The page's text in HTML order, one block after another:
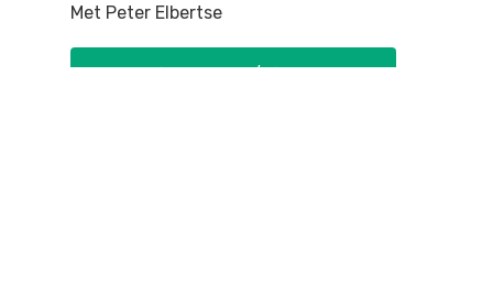
Met Peter Elbertse
Meer informatie en/of reserveren